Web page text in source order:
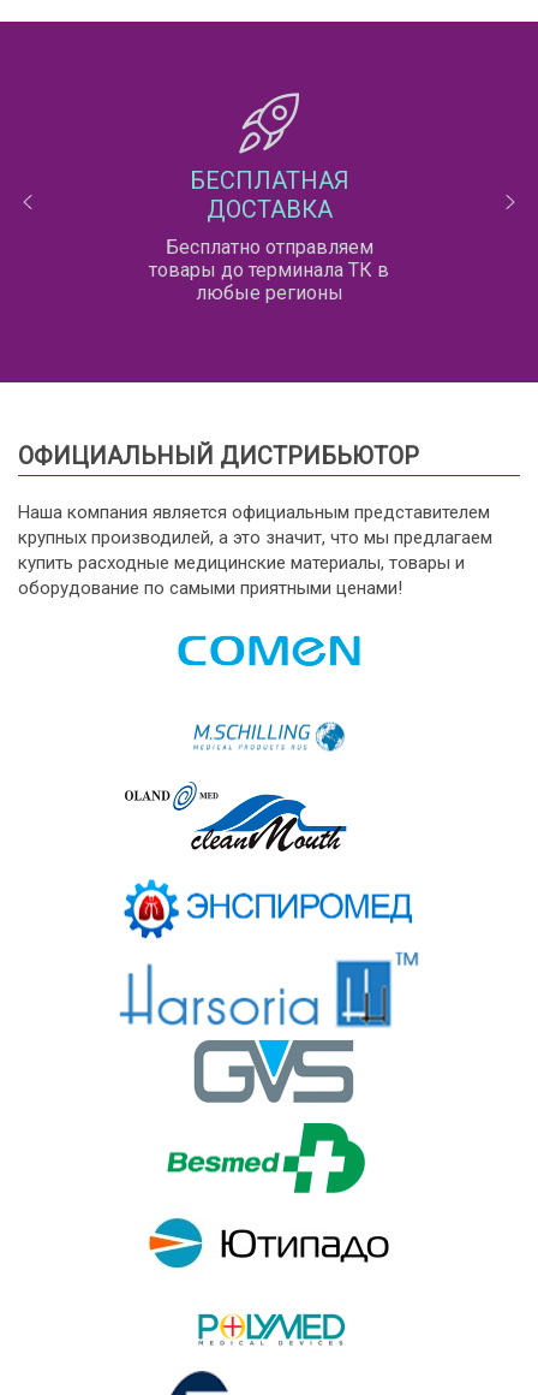
БЕСПЛАТНАЯ
ДОСТАВКА
Бесплатно отправляем
товары до терминала ТК в
любые регионы
ОФИЦИАЛЬНЫЙ ДИСТРИБЬЮТОР
Наша компания является официальным представителем
крупных производилей, а это значит, что мы предлагаем
купить расходные медицинские материалы, товары и
оборудование по самыми приятными ценами!